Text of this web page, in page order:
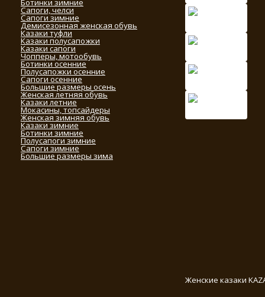
Ботинки зимние
Сапоги, челси
Сапоги зимние
Демисезонная женская обувь
Казаки туфли
Казаки полусапожки
Казаки сапоги
Чопперы, мотообувь
Ботинки осенние
Полусапожки осенние
Сапоги осенние
Большие размеры осень
Женская летняя обувь
Казаки летние
Мокасины, топсайдеры
Женская зимняя обувь
Казаки зимние
Ботинки зимние
Полусапоги зимние
Сапоги зимние
Большие размеры зима
Женские казаки